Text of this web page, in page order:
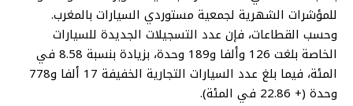
للمؤشرات الشهرية لجمعية مستوردي السيارات بالمغرب.
وحسب القطاعات، فإن عدد التسجيلات الجديدة للسيارات
الخاصة بلغت 126 وألفا و189 وحدة، بزيادة بنسبة 8.58 في
المئة، فيما بلغ عدد السيارات التجارية الخفيفة 17 ألفا و778
وحدة (+ 22.86 في المئة).